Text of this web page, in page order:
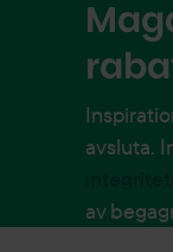
avsluta.
av